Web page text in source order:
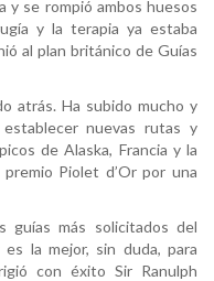
y se rompió ambos huesos
y la terapia ya estaba
al plan británico de Guías
atrás. Ha subido mucho y
nuevas rutas y
de Alaska, Francia y la
Piolet d’Or por una
más solicitados del
la mejor, sin duda, para
con éxito Sir Ranulph